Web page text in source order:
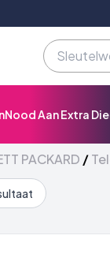
Nood Aan Extra
PACKARD /